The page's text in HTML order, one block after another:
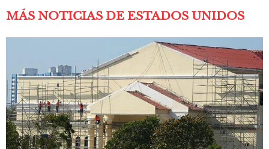
MÁS NOTICIAS DE ESTADOS UNIDOS